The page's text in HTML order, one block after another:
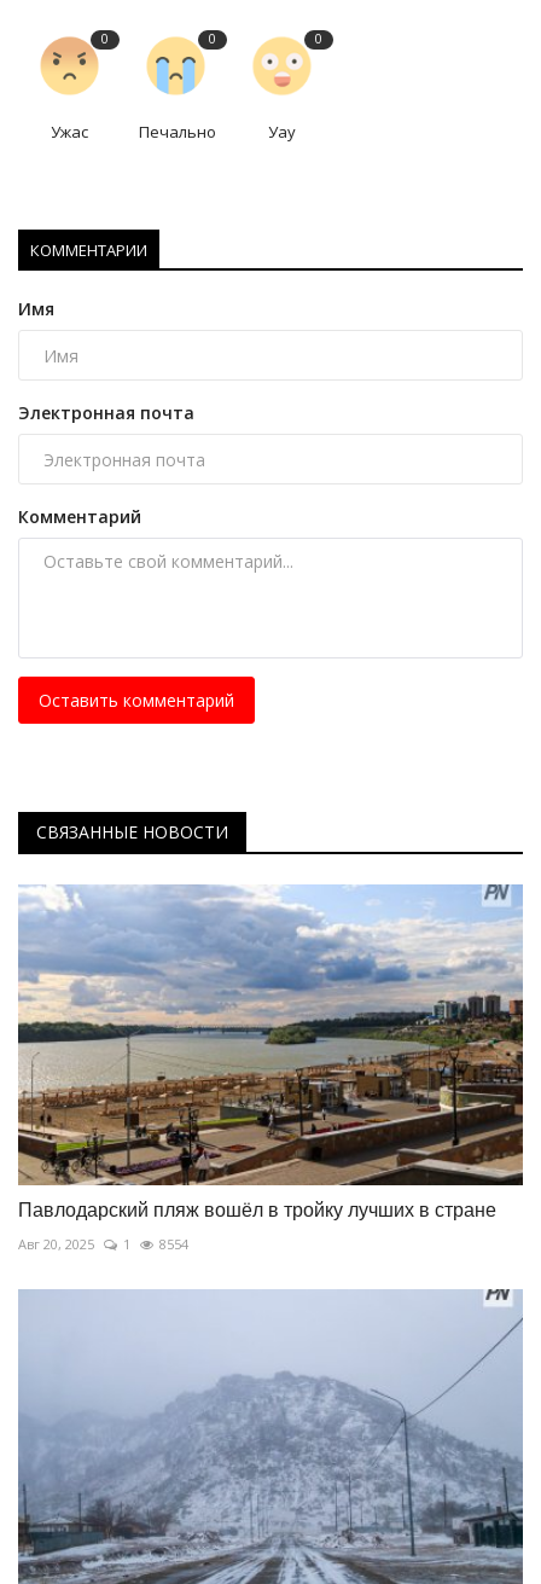
0
Ужас
0
Печально
0
Уау
КОММЕНТАРИИ
Имя
Электронная почта
Комментарий
Оставить комментарий
СВЯЗАННЫЕ НОВОСТИ
Павлодарский пляж вошёл в тройку лучших в стране
Авг 20, 2025 1 8554